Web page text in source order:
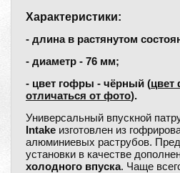
Характеристики:
- длина в растянутом
- диаметр - 76 мм;
- цвет гофры - чёрный (цвет
отличаться от фото).
Универсальный впускной
Intake изготовлен из
алюминиевых раструбов.
установки в качестве
холодного впуска. Чаще